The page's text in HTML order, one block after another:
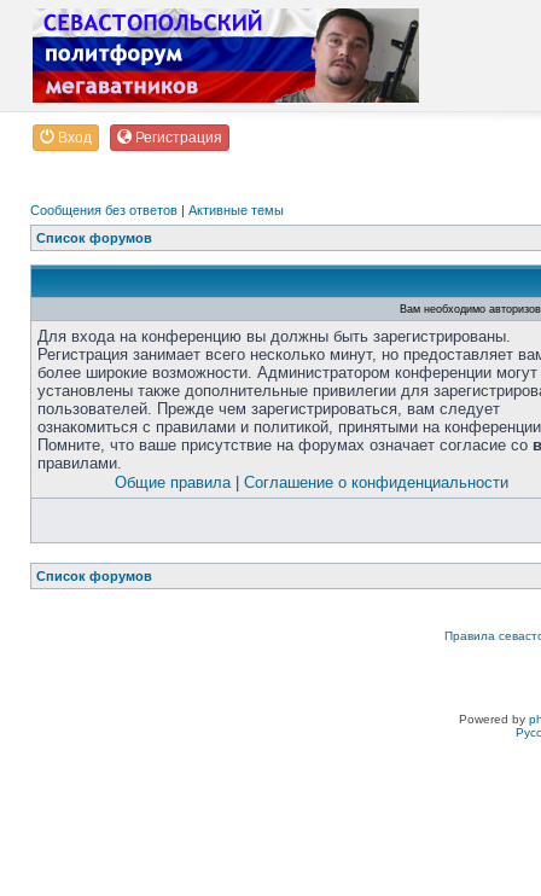
Вход Регистрация
Сообщения без ответов | Активные темы
Список форумов
Вам необходимо
Для входа на конференцию вы должны быть зарегистрированы.
Регистрация занимает всего несколько минут, но предоставляет
более широкие возможности. Администратором конференции
установлены также дополнительные привилегии для
пользователей. Прежде чем зарегистрироваться, вам следует
ознакомиться с правилами и политикой, принятыми на
Помните, что ваше присутствие на форумах означает согласие со
правилами.
Общие правила| Соглашение о конфиденциальности
Список форумов
Правила
Powered by